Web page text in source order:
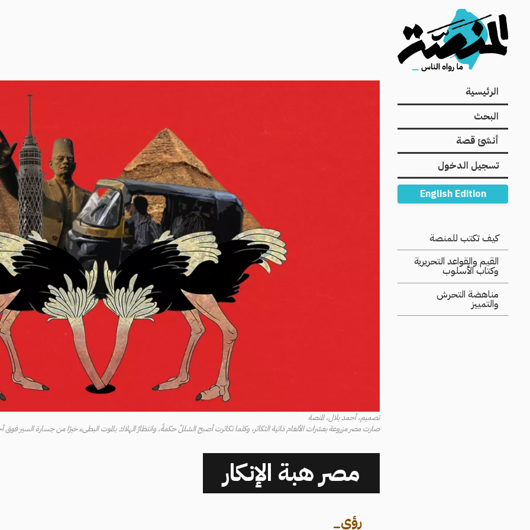
Main
navigation
الرئيسية
البحث
أنشئ قصة
تسجيل الدخول
English Edition
Secondary
Navigation
كيف تكتب للمنصة
القيم والقواعد التحريرية
وكتاب الأسلوب
مناهضة التحرش
والتمييز
تصميم، أحمد بلال، المنصة
صارت مصر مزروعة بعشرات الألغام ذاتية التكاثر، وكلما تكاثرت أصبح الشللُ حكمةً، وانتظارُ الهلاك بالموت البطىء خيرًا من جسارة السير فوق
مصر هبة الإنكار
رؤى_